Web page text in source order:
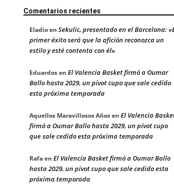
Comentarios recientes
Eladioen Sekulic, presentado en el Barcelona:
primer éxito será que la afición reconozca un
estilo y esté contenta con él»
Eduardosen El Valencia Basket firmó a Oumar
Ballo hasta 2029, un pívot cupo que sale cedido
esta próxima temporada
Aquellos Maravillosos Añosen El Valencia
firmó a Oumar Ballo hasta 2029, un pívot cupo
que sale cedido esta próxima temporada
Rafaen El Valencia Basket firmó a Oumar Ballo
hasta 2029, un pívot cupo que sale cedido esta
próxima temporada